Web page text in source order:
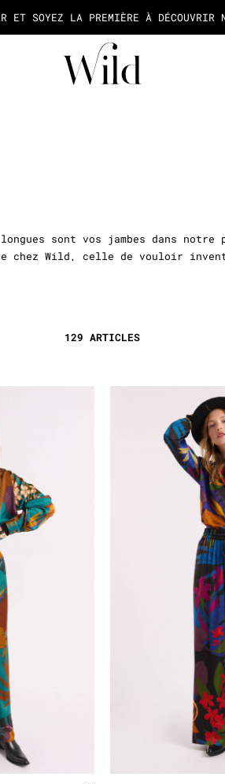
ET SOYEZ LA PREMIÈRE À DÉCOUVRIR
sont vos jambes dans
chez Wild, celle de vouloir
faire un peu de sport le
le parfait toucher, la juste
de la couleur n’est jamais
main, la coupe quant à elle,
ont inspirées, les Gabrielle
d’homme un autre destin, dont
de l’histoire.
comme une ombre. Il
mais il fait aussi, quand le
ne le répétez pas mais la formule
unique de coupe, et de très
c’est l’union de
quête du saint velours.
129 ARTICLES